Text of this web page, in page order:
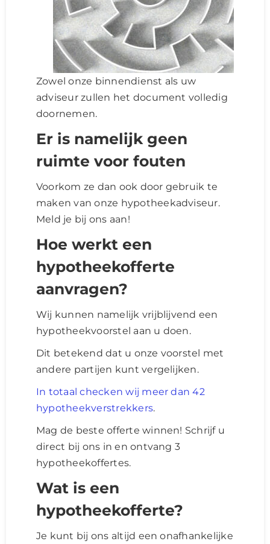
Zowel onze binnendienst als uw
adviseur zullen het document volledig
doornemen.
Er is namelijk geen
ruimte voor fouten
Voorkom ze dan ook door gebruik te
maken van onze hypotheekadviseur.
Meld je bij ons aan!
Hoe werkt een
hypotheekofferte
aanvragen?
Wij kunnen namelijk vrijblijvend een
hypotheekvoorstel aan u doen.
Dit betekend dat u onze voorstel met
andere partijen kunt vergelijken.
In totaal checken wij meer dan 42
hypotheekverstrekkers.
Mag de beste offerte winnen! Schrijf u
direct bij ons in en ontvang 3
hypotheekoffertes.
Wat is een
hypotheekofferte?
Je kunt bij ons altijd een onafhankelijke